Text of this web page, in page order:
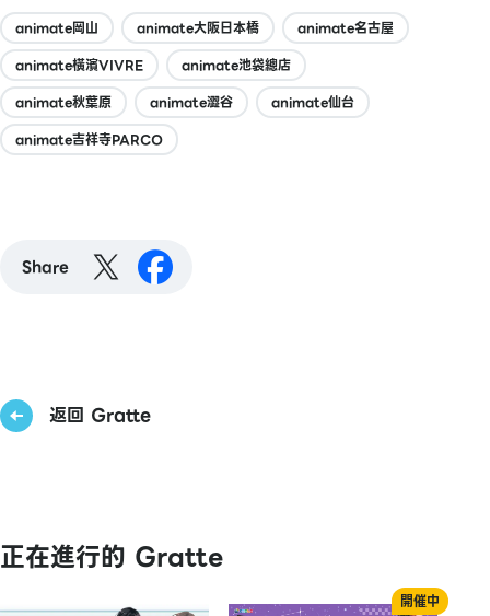
animate岡山 animate大阪日本橋
animate名古屋
animate橫濱VIVRE
animate池袋總店
animate秋葉原
animate澀谷
animate仙台
animate吉祥寺PARCO
Share
返回 Gratte
正在進行的 Gratte